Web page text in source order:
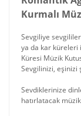
Kurmalı
Sevgiliye
ya da kar küreleri
Küresi Müzik
Sevgilinizi, eşinizi
Sevdiklerinize
hatırlatacak